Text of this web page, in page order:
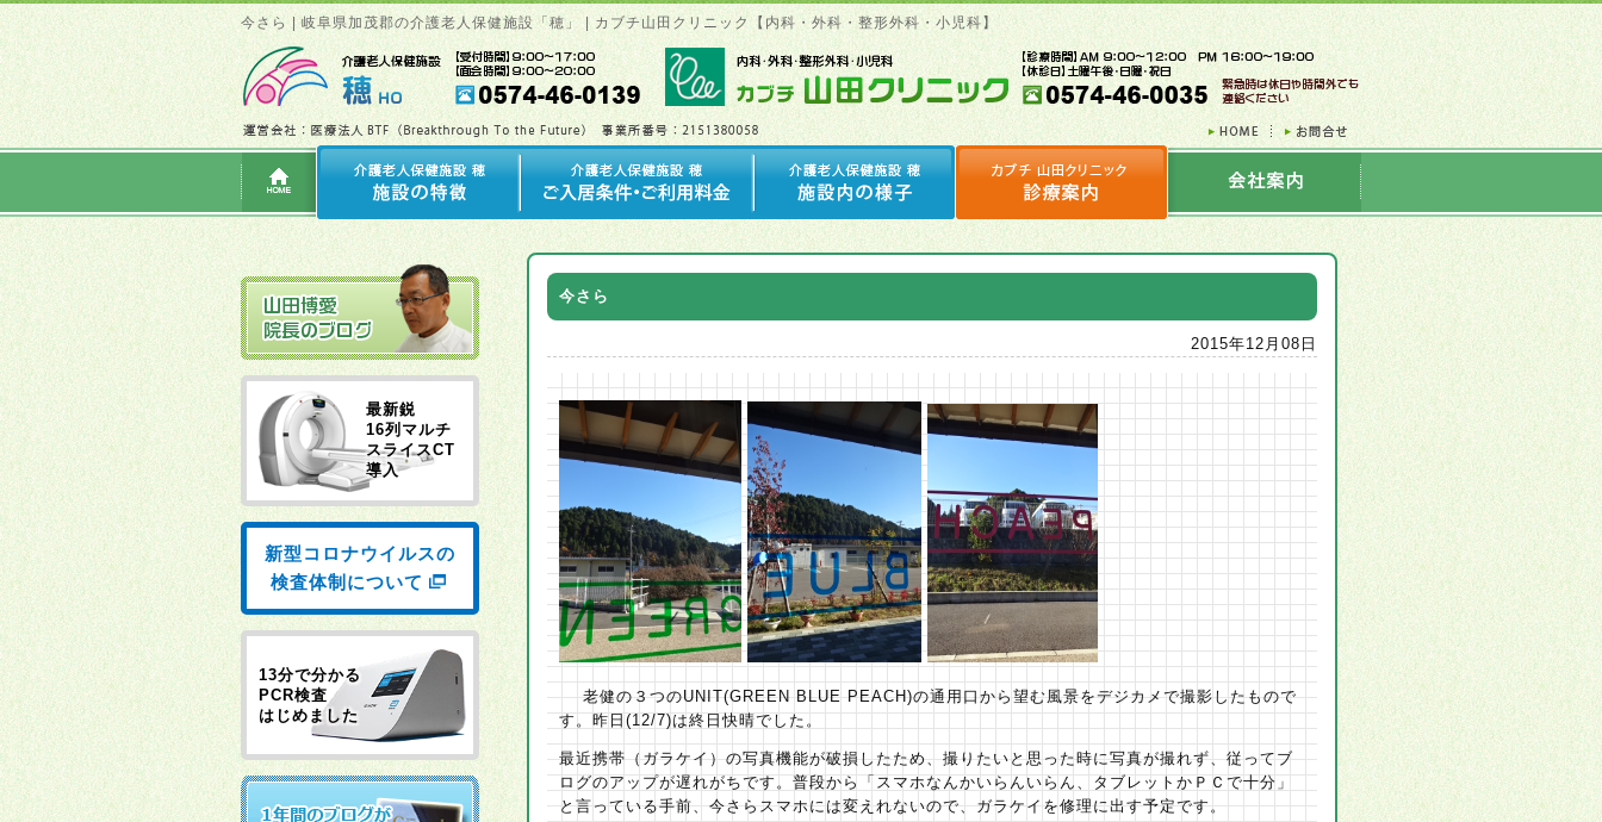
今さら | 岐阜県加茂郡の介護老人保健施設「穂」 | カブチ山田クリニック【内科・外科・整形外科・小児科】
今さら
2015年12月08日
老健の３つのUNIT(GREEN BLUE PEACH)の通用口から望む風景をデジカメで撮影したもので
す。昨日(12/7)は終日快晴でした。
最近携帯（ガラケイ）の写真機能が破損したため、撮りたいと思った時に写真が撮れず、従ってブ
ログのアップが遅れがちです。普段から「スマホなんかいらんいらん、タブレットかＰＣで十分」
と言っている手前、今さらスマホには変えれないので、ガラケイを修理に出す予定です。
最新鋭
16列マルチ
スライスCT
導入
新型コロナウイルスの
検査体制について
13分で分かる
PCR検査
はじめました